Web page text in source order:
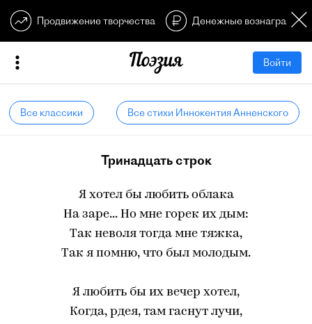
Продвижение творчества Денежные
Войти
Все классики Все стихи Иннокентия Анненского
Тринадцать строк
Я хотел бы любить облака
На заре... Но мне горек их дым:
Так неволя тогда мне тяжка,
Так я помню, что был молодым.
Я любить бы их вечер хотел,
Когда, рдея, там гаснут лучи,